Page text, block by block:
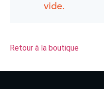
vide.
Retour à la boutique